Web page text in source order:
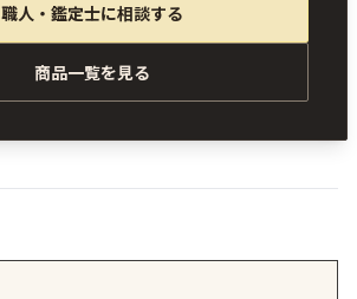
職人・鑑定士に相談する
商品一覧を見る